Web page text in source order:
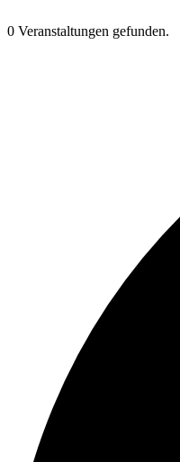
0 Veranstaltungen gefunden.